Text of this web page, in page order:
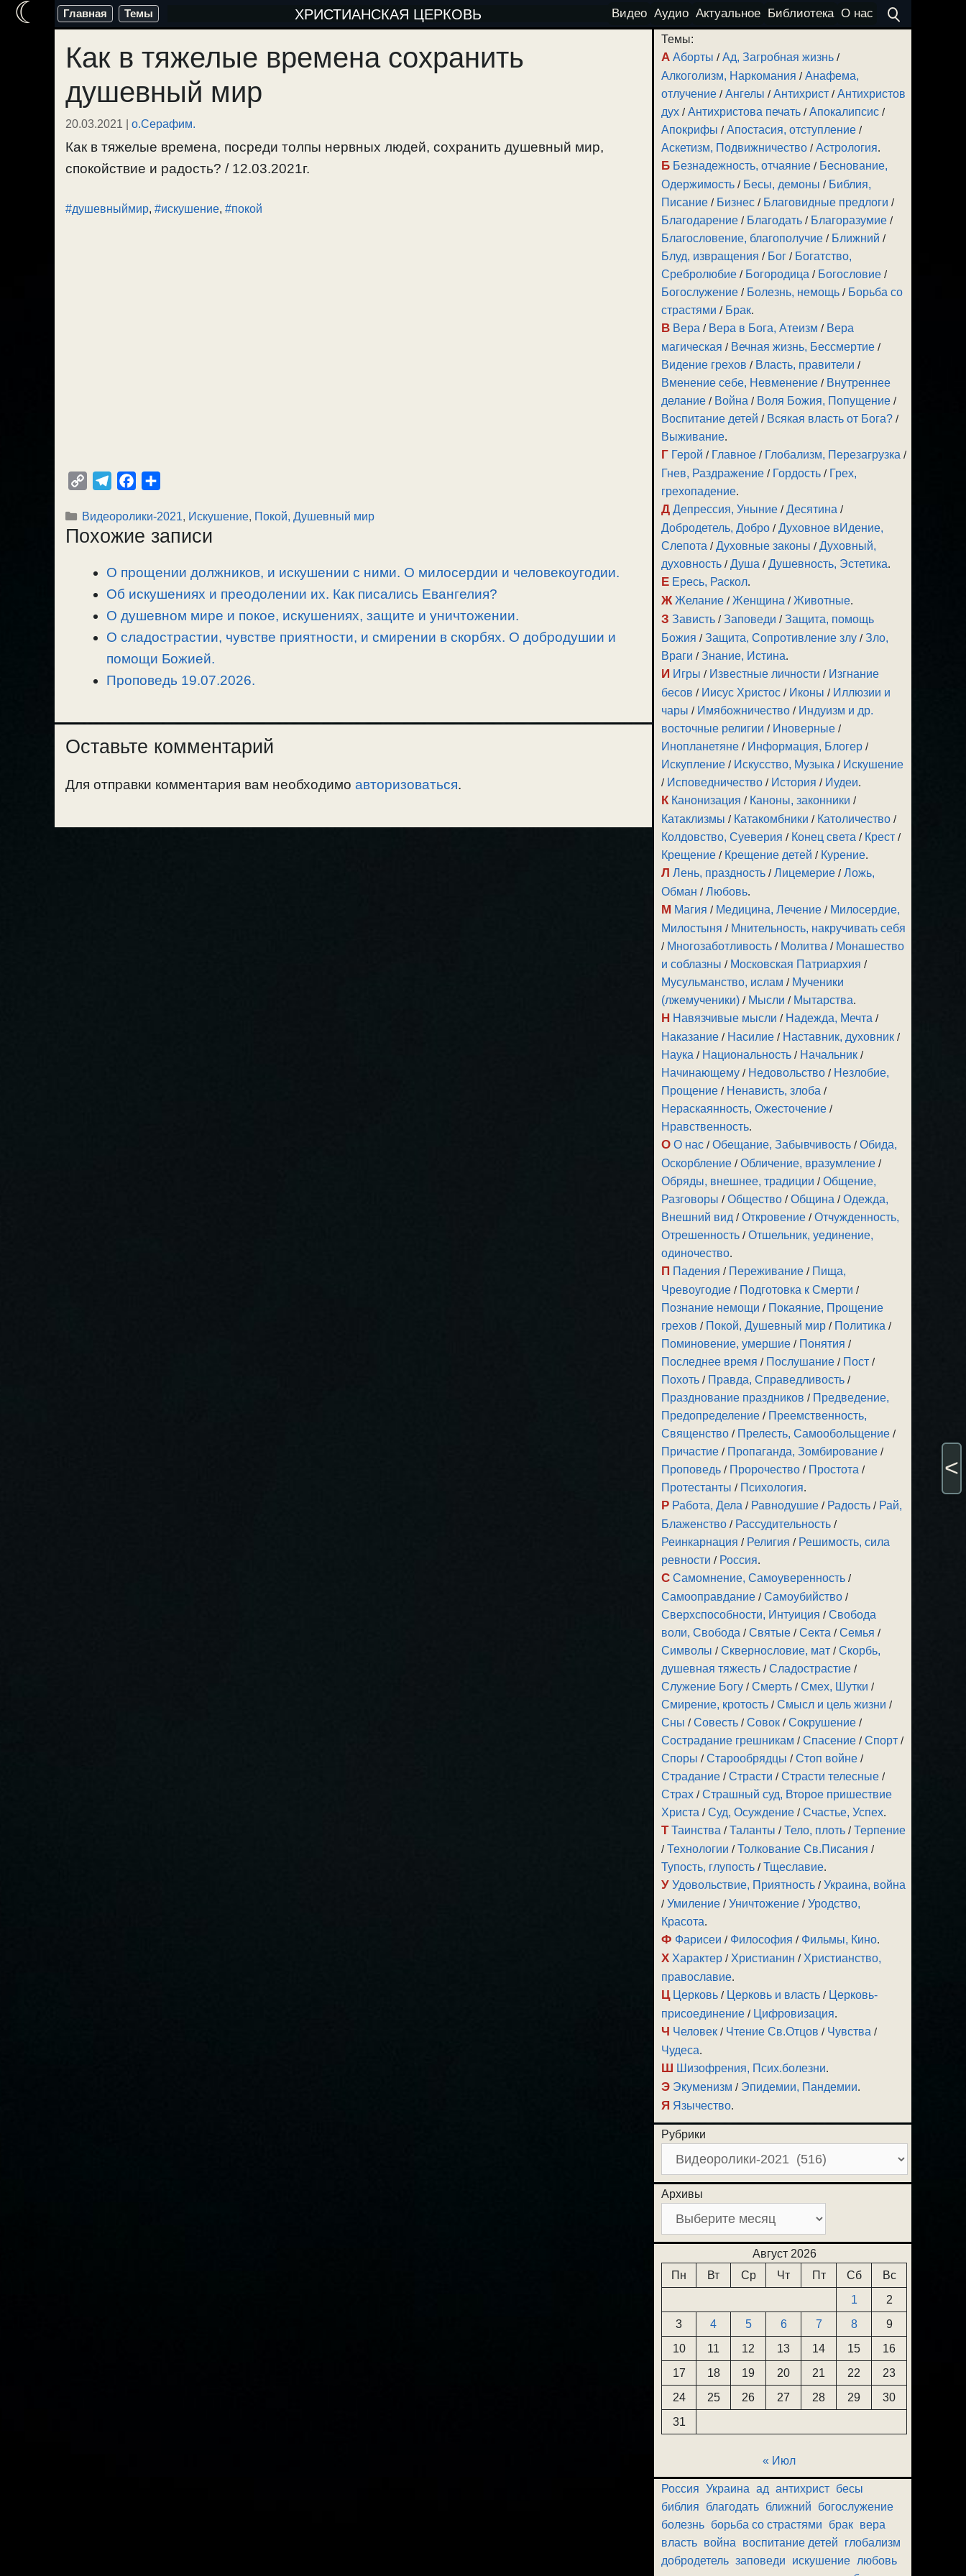
Перейти
содержимому
Главная Темы ХРИСТИАНСКАЯ ЦЕРКОВЬ Видео Аудио Актуальное Библиотека О нас
Как в тяжелые времена сохранить
душевный мир
20.03.2021 | о.Серафим.
Как в тяжелые времена, посреди толпы нервных людей, сохранить душевный мир,
спокойствие и радость? / 12.03.2021г.
#душевныймир, #искушение, #покой
p
y
l
e
r
a
m
c
e
o
o
k
п
р
в
и
т
Рубрики
Видеоролики-2021, Искушение, Покой, Душевный мир
Похожие записи
О прощении должников, и искушении с ними. О милосердии и человекоугодии.
Об искушениях и преодолении их. Как писались Евангелия?
О душевном мире и покое, искушениях, защите и уничтожении.
О сладострастии, чувстве приятности, и смирении в скорбях. О добродушии и
помощи Божией.
Проповедь 19.07.2026.
Оставьте комментарий
Для отправки комментария вам необходимо авторизоваться.
Темы:
А Аборты /Ад, Загробная жизнь /
Алкоголизм, Наркомания /Анафема,
отлучение /Ангелы /Антихрист /Антихристов
дух /Антихристова печать /Апокалипсис /
Апокрифы /Апостасия, отступление /
Аскетизм, Подвижничество /Астрология.
Б Безнадежность, отчаяние / Беснование,
Одержимость / Бесы, демоны / Библия,
Писание / Бизнес / Благовидные предлоги /
Благодарение / Благодать / Благоразумие /
Благословение, благополучие / Ближний /
Блуд, извращения / Бог / Богатство,
Сребролюбие / Богородица / Богословие /
Богослужение / Болезнь, немощь / Борьба со
страстями / Брак.
В Вера / Вера в Бога, Атеизм / Вера
магическая / Вечная жизнь, Бессмертие /
Видение грехов / Власть, правители /
Вменение себе, Невменение / Внутреннее
делание / Война / Воля Божия, Попущение /
Воспитание детей / Всякая власть от Бога? /
Выживание.
Г Герой / Главное / Глобализм, Перезагрузка /
Гнев, Раздражение / Гордость / Грех,
грехопадение.
Д Депрессия, Уныние /Десятина /
Добродетель, Добро /Духовное вИдение,
Слепота /Духовные законы /Духовный,
духовность /Душа /Душевность, Эстетика.
Е Ересь, Раскол.
Ж Желание /Женщина /Животные.
З Зависть /Заповеди /Защита, помощь
Божия /Защита, Сопротивление злу /Зло,
Враги /Знание, Истина.
И Игры / Известные личности / Изгнание
бесов / Иисус Христос / Иконы / Иллюзии и
чары / Имябожничество / Индуизм и др.
восточные религии / Иноверные /
Инопланетяне / Информация, Блогер /
Искупление / Искусство, Музыка / Искушение
/ Исповедничество / История / Иудеи.
К Канонизация / Каноны, законники /
Катаклизмы / Катакомбники / Католичество /
Колдовство, Суеверия / Конец света / Крест /
Крещение / Крещение детей / Курение.
Л Лень, праздность /Лицемерие /Ложь,
Обман /Любовь.
М Магия / Медицина, Лечение / Милосердие,
Милостыня / Мнительность, накручивать себя
/ Многозаботливость / Молитва / Монашество
и соблазны / Московская Патриархия /
Мусульманство, ислам / Мученики
(лжемученики) / Мысли / Мытарства.
Н Навязчивые мысли / Надежда, Мечта /
Наказание / Насилие / Наставник, духовник /
Наука / Национальность / Начальник /
Начинающему / Недовольство / Незлобие,
Прощение / Ненависть, злоба /
Нераскаянность, Ожесточение /
Нравственность.
О О нас /Обещание, Забывчивость /Обида,
Оскорбление /Обличение, вразумление /
Обряды, внешнее, традиции /Общение,
Разговоры /Общество /Община /Одежда,
Внешний вид /Откровение /Отчужденность,
Отрешенность /Отшельник, уединение,
одиночество.
П Падения / Переживание / Пища,
Чревоугодие / Подготовка к Смерти /
Познание немощи / Покаяние, Прощение
грехов / Покой, Душевный мир / Политика /
Поминовение, умершие / Понятия /
Последнее время / Послушание / Пост /
Похоть / Правда, Справедливость /
Празднование праздников / Предведение,
Предопределение / Преемственность,
Священство / Прелесть, Самообольщение /
Причастие / Пропаганда, Зомбирование /
Проповедь / Пророчество / Простота /
Протестанты / Психология.
Р Работа, Дела / Равнодушие / Радость / Рай,
Блаженство / Рассудительность /
Реинкарнация / Религия / Решимость, сила
ревности / Россия.
С Самомнение, Самоуверенность /
Самооправдание /Самоубийство /
Сверхспособности, Интуиция /Свобода
воли, Свобода /Святые /Секта /Семья /
Символы /Сквернословие, мат /Скорбь,
душевная тяжесть /Сладострастие /
Служение Богу /Смерть /Смех, Шутки /
Смирение, кротость /Смысл и цель жизни /
Сны /Совесть /Совок /Сокрушение /
Сострадание грешникам /Спасение /Спорт /
Споры /Старообрядцы /Стоп войне /
Страдание /Страсти /Страсти телесные /
Страх /Страшный суд, Второе пришествие
Христа /Суд, Осуждение /Счастье, Успех.
Т Таинства /Таланты /Тело, плоть /Терпение
/Технологии /Толкование Св.Писания /
Тупость, глупость /Тщеславие.
У Удовольствие, Приятность /Украина, война
/Умиление /Уничтожение /Уродство,
Красота.
Ф Фарисеи / Философия / Фильмы, Кино.
Х Характер / Христианин / Христианство,
православие.
Ц Церковь / Церковь и власть / Церковь-
присоединение / Цифровизация.
Ч Человек / Чтение Св.Отцов / Чувства /
Чудеса.
Ш Шизофрения, Псих.болезни.
Э Экуменизм / Эпидемии, Пандемии.
Я Язычество.
Рубрики
Архивы
Август 2026
Пн
Вт Ср Чт Пт Сб
Вс
1
2
3
4 5 6 7 8
9
10
11 12 13 14 15
16
17
18 19 20 21 22
23
24
25 26 27 28 29
30
31
« Июл
Россия Украина ад антихрист бесы
библия
благодать ближний
богослужение
болезнь борьба со страстями брак вера
власть война воспитание детей
глобализм
добродетель заповеди искушение любовь
☾
<